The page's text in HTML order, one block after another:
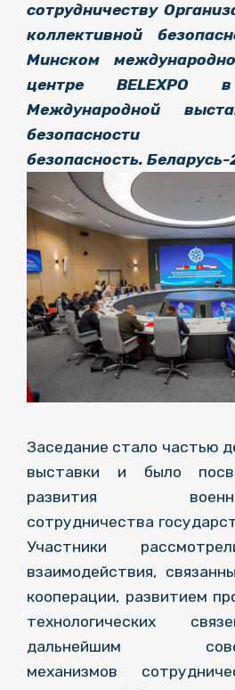
сотрудничеству
коллективной
Минском
центре
Международной
безопасности
безопасность.
Заседание стало частью
выставки и было
развития военно-
сотрудничества
Участники
взаимодействия,
кооперации, развитием
технологических
дальнейшим
механизмов